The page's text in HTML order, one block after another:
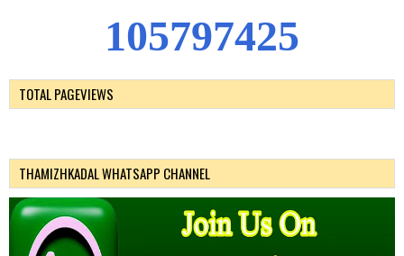
105797425
TOTAL PAGEVIEWS
THAMIZHKADAL WHATSAPP CHANNEL